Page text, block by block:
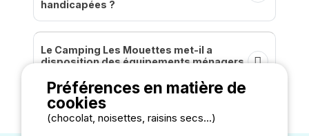
handicapées ?
Le Camping Les Mouettes met-il a
disposition des équipements ménagers
Préférences en matière de
cookies
(chocolat, noisettes, raisins secs...)